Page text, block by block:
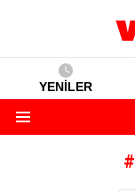
YENİLER